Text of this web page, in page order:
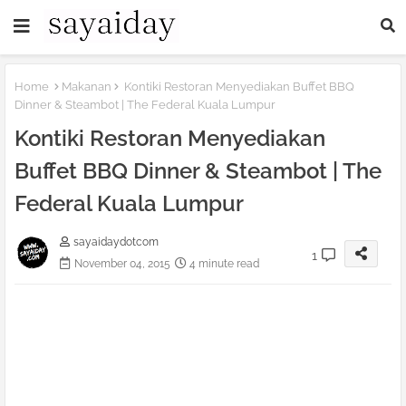
Home Makanan
Kontiki Restoran Menyediakan Buffet BBQ
Dinner & Steambot | The Federal Kuala Lumpur
Kontiki Restoran Menyediakan
Buffet BBQ Dinner & Steambot | The
Federal Kuala Lumpur
sayaidaydotcom
November 04, 2015
4 minute read
1